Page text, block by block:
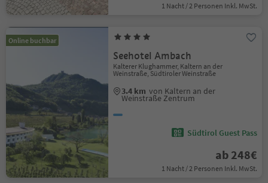
1 Nacht / 2 Personen Inkl. MwSt.
Online buchbar
Seehotel Ambach
Kalterer Klughammer, Kaltern an der
Weinstraße, Südtiroler Weinstraße
3.4 km von Kaltern an der
Weinstraße Zentrum
Südtirol Guest Pass
ab 248€
1 Nacht / 2 Personen Inkl. MwSt.